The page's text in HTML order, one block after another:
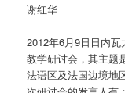
谢红华
2012年6月9日日内
教学研讨会，其主题
法语区及法国边境地